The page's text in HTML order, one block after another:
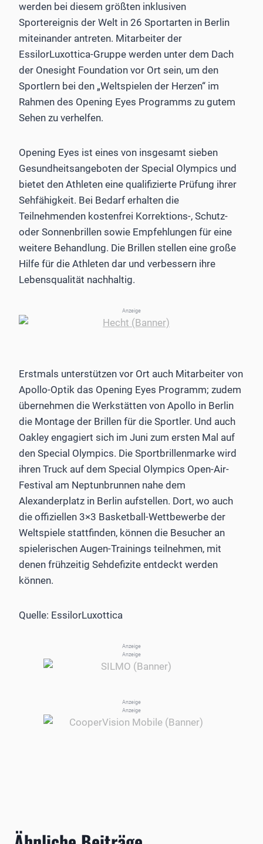
werden bei diesem größten inklusiven
Sportereignis der Welt in 26 Sportarten in Berlin
miteinander antreten. Mitarbeiter der
EssilorLuxottica-Gruppe werden unter dem Dach
der Onesight Foundation vor Ort sein, um den
Sportlern bei den „Weltspielen der Herzen“ im
Rahmen des Opening Eyes Programms zu gutem
Sehen zu verhelfen.
Opening Eyes ist eines von insgesamt sieben
Gesundheitsangeboten der Special Olympics und
bietet den Athleten eine qualifizierte Prüfung ihrer
Sehfähigkeit. Bei Bedarf erhalten die
Teilnehmenden kostenfrei Korrektions-, Schutz-
oder Sonnenbrillen sowie Empfehlungen für eine
weitere Behandlung. Die Brillen stellen eine große
Hilfe für die Athleten dar und verbessern ihre
Lebensqualität nachhaltig.
Anzeige
Erstmals unterstützen vor Ort auch Mitarbeiter von
Apollo-Optik das Opening Eyes Programm; zudem
übernehmen die Werkstätten von Apollo in Berlin
die Montage der Brillen für die Sportler. Und auch
Oakley engagiert sich im Juni zum ersten Mal auf
den Special Olympics. Die Sportbrillenmarke wird
ihren Truck auf dem Special Olympics Open-Air-
Festival am Neptunbrunnen nahe dem
Alexanderplatz in Berlin aufstellen. Dort, wo auch
die offiziellen 3×3 Basketball-Wettbewerbe der
Weltspiele stattfinden, können die Besucher an
spielerischen Augen-Trainings teilnehmen, mit
denen frühzeitig Sehdefizite entdeckt werden
können.
Quelle: EssilorLuxottica
Anzeige
Anzeige
Anzeige
Anzeige